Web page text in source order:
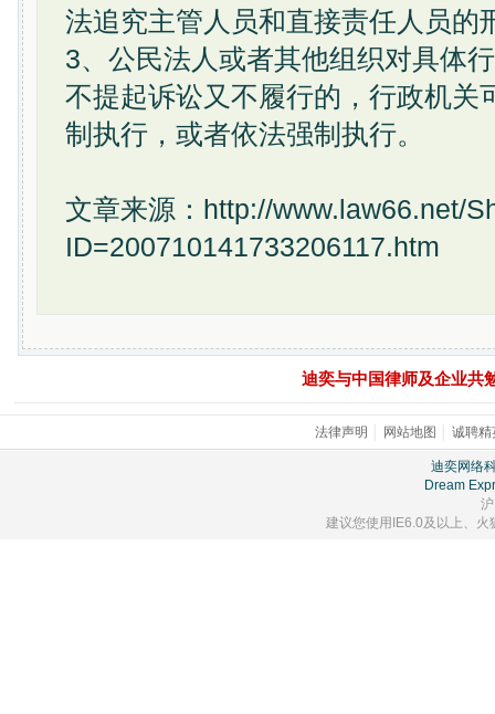
法追究主管人员和直接责任人员的
3、公民法人或者其他组织对具体
不提起诉讼又不履行的，行政机关
制执行，或者依法强制执行。
文章来源：http://www.law66.net/
ID=200710141733206117.htm
迪奕与中国律师及企业共
法律声明 网站地图 │诚聘精
迪奕网络
Dream
建议您使用IE6.0及以上、